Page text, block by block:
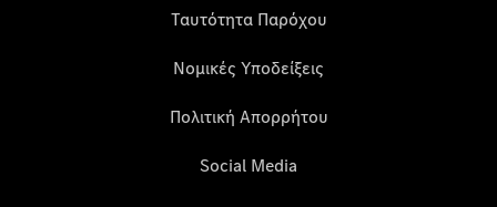
Ταυτότητα Παρόχου
Νομικές Υποδείξεις
Πολιτική Απορρήτου
Social Media